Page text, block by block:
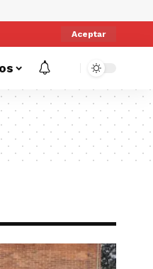
Aceptar